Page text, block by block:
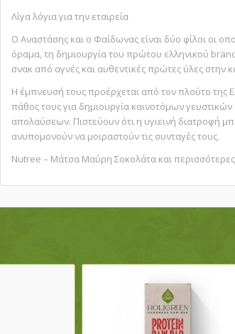
Λίγα λόγια για την εταιρεία
Ο Αναστάσης και ο Φαίδωνας είναι δύο φίλοι οι
όραμα, τη δημιουργία του πρώτου ελληνικού
σνακ από αγνές και αυθεντικές πρώτες ύλες
Η έμπνευσή τους προέρχεται από τον πλούτο της
πάθος τους για δημιουργία καινοτόμων
απολαύσεων. Πιστεύουν ότι η υγιεινή διατροφή
ανυπομονούν να μοιραστούν τις συνταγές τους.
Nutree – Μάτσα Μαύρη Σοκολάτα και